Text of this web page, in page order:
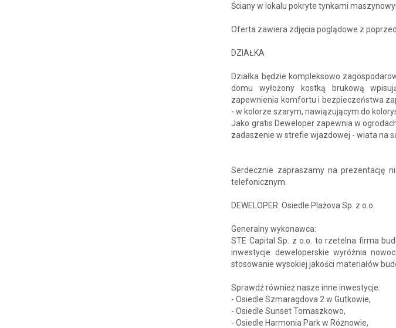
Ściany w lokalu pokryte tynkami
Oferta zawiera zdjęcia poglądowe z
DZIAŁKA
Działka będzie kompleksowo
domu wyłożony kostką brukową
zapewnienia komfortu i bezpieczeństwa
- w kolorze szarym, nawiązującym do
Jako gratis Deweloper zapewnia w
zadaszenie w strefie wjazdowej - wiata na
Serdecznie zapraszamy na prezentację
telefonicznym.
DEWELOPER: Osiedle Plażova Sp. z o.o.
Generalny wykonawca:
STE Capital Sp. z o.o. to rzetelna firma
inwestycje deweloperskie wyróżnia
stosowanie wysokiej jakości materiałów
Sprawdź również nasze inne inwestycje:
- Osiedle Szmaragdova 2 w Gutkowie,
- Osiedle Sunset Tomaszkowo,
- Osiedle Harmonia Park w Różnowie,